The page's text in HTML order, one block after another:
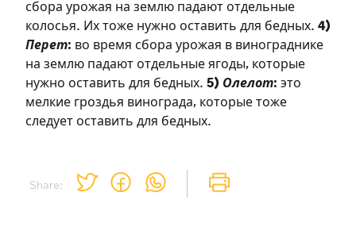
Share:
сбора урожая на землю падают отдельные
колосья. Их тоже нужно оставить для бедных. 4)
Перет: во время сбора урожая в винограднике
на землю падают отдельные ягоды, которые
нужно оставить для бедных. 5) Олелот: это
мелкие гроздья винограда, которые тоже
следует оставить для бедных.
Зарегистрироваться
на сайте
Чтобы делать пометки на сайте,
необходимо зарегистрироваться.